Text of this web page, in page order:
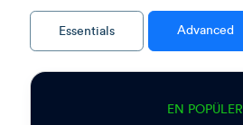
Essentials Advanced
EN POPÜLER